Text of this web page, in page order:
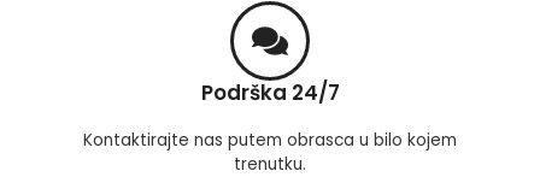
Podrška 24/7
Kontaktirajte nas putem obrasca u bilo kojem
trenutku.